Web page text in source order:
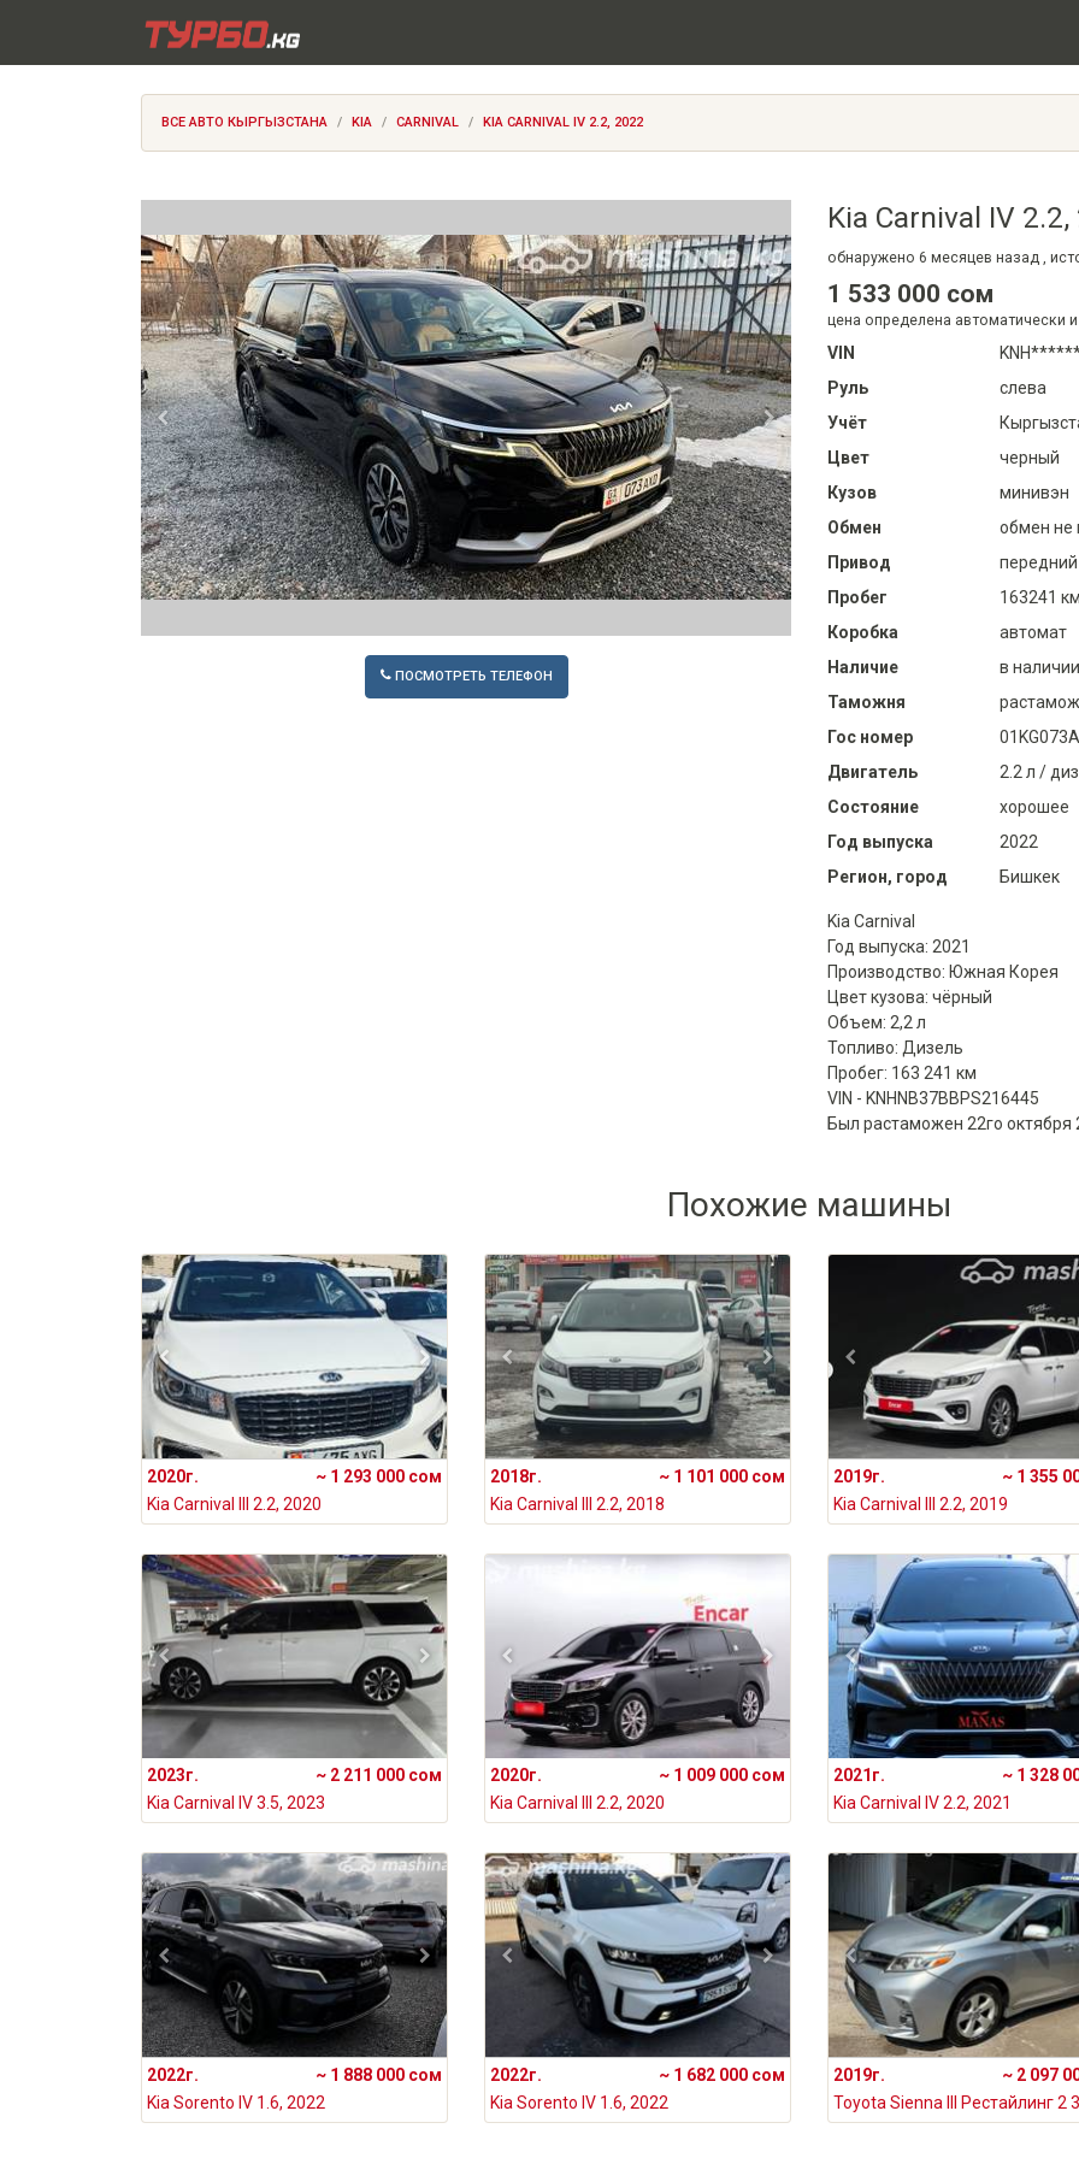
ВСЕ АВТО КЫРГЫЗСТАНА KIA CARNIVAL KIA CARNIVAL IV 2.2, 2022
ПОСМОТРЕТЬ ТЕЛЕФОН
Kia Carnival IV
обнаружено 6 месяцев назад ,
1 533 000 сом
цена определена автоматически
VIN
Руль
слева
Учёт
Цвет
черный
Кузов
минивэн
Обмен
обмен не
Привод
передний
Пробег
163241 км
Коробка
автомат
Наличие
в наличии
Таможня
Гос номер
Двигатель
2.2 л /
Состояние
хорошее
Год выпуска
2022
Регион, город
Бишкек
Kia Carnival
Год выпуска: 2021
Производство: Южная Корея
Цвет кузова: чёрный
Объем: 2,2 л
Топливо: Дизель
Пробег: 163 241 км
VIN - KNHNB37BBPS216445
Был растаможен 22го октября
Похожие машины
2020г.
~ 1 293 000 сом
Kia Carnival III 2.2, 2020
2018г.
~ 1 101 000 сом
Kia Carnival III 2.2, 2018
2019г.
~ 1 355
Kia Carnival III 2.2, 2019
2023г.
~ 2 211 000 сом
Kia Carnival IV 3.5, 2023
2020г.
~ 1 009 000 сом
Kia Carnival III 2.2, 2020
2021г.
~ 1 328
Kia Carnival IV 2.2, 2021
2022г.
~ 1 888 000 сом
Kia Sorento IV 1.6, 2022
2022г.
~ 1 682 000 сом
Kia Sorento IV 1.6, 2022
2019г.
~ 2 097